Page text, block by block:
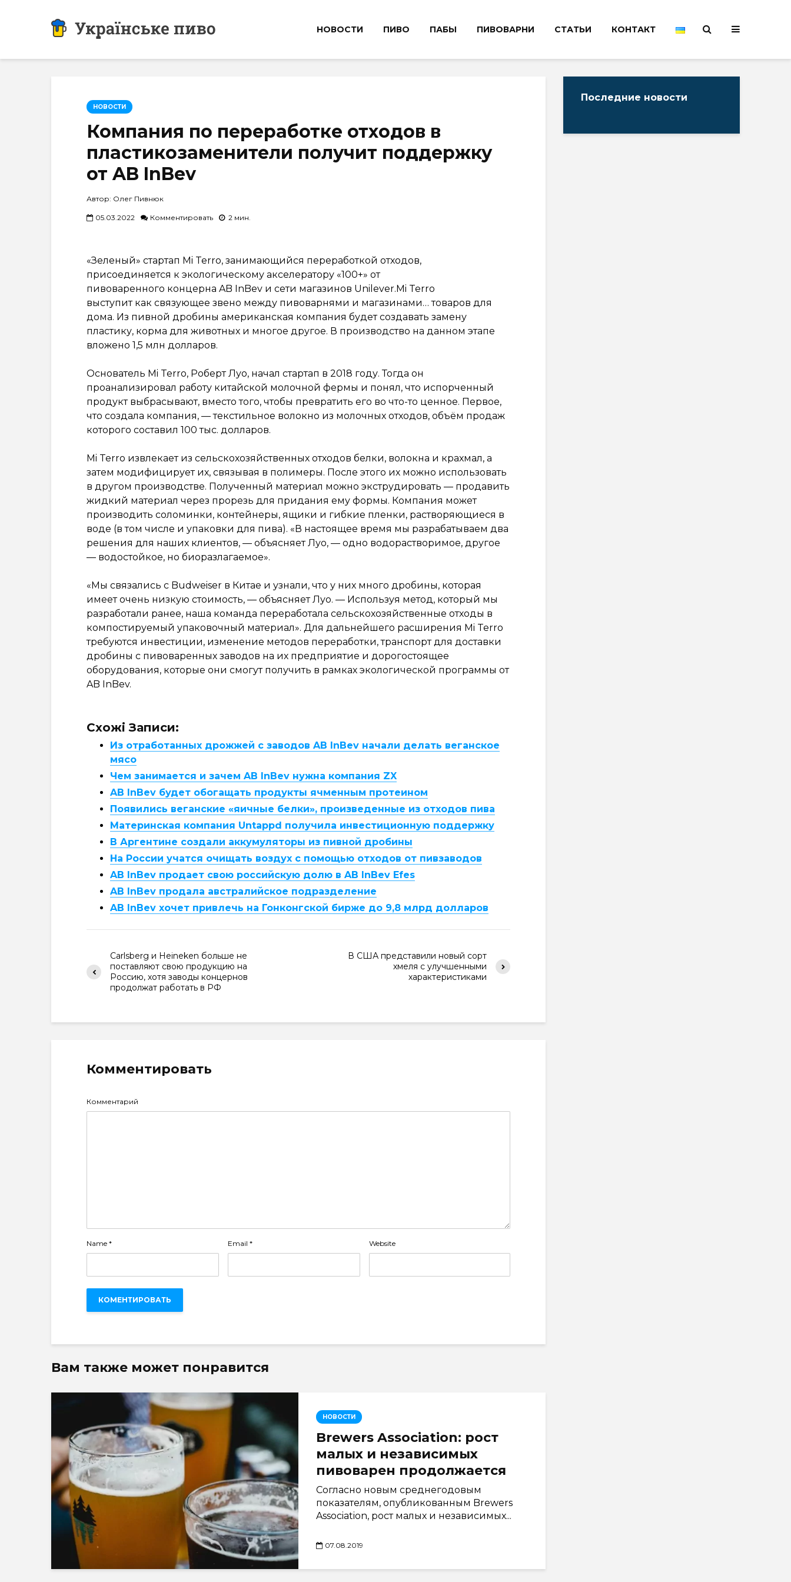
НОВОСТИ ПИВО ПАБЫ ПИВОВАРНИ СТАТЬИ КОНТАКТ
НОВОСТИ
Компания по переработке отходов в
пластикозаменители получит поддержку
от AB InBev
Автор: Олег Пивнюк
05.03.2022 Комментировать 2 мин.
«Зеленый» стартап Mi Terro, занимающийся переработкой отходов,
присоединяется к экологическому акселератору «100+» от
пивоваренного концерна AB InBev и сети магазинов Unilever.Mi Terro
выступит как связующее звено между пивоварнями и магазинами… товаров для
дома. Из пивной дробины американская компания будет создавать замену
пластику, корма для животных и многое другое. В производство на данном этапе
вложено 1,5 млн долларов.
Основатель Mi Terro, Роберт Луо, начал стартап в 2018 году. Тогда он
проанализировал работу китайской молочной фермы и понял, что испорченный
продукт выбрасывают, вместо того, чтобы превратить его во что-то ценное. Первое,
что создала компания, — текстильное волокно из молочных отходов, объём продаж
которого составил 100 тыс. долларов.
Mi Terro извлекает из сельскохозяйственных отходов белки, волокна и крахмал, а
затем модифицирует их, связывая в полимеры. После этого их можно использовать
в другом производстве. Полученный материал можно экструдировать — продавить
жидкий материал через прорезь для придания ему формы. Компания может
производить соломинки, контейнеры, ящики и гибкие пленки, растворяющиеся в
воде (в том числе и упаковки для пива). «В настоящее время мы разрабатываем два
решения для наших клиентов, — объясняет Луо, — одно водорастворимое, другое
— водостойкое, но биоразлагаемое».
«Мы связались с Budweiser в Китае и узнали, что у них много дробины, которая
имеет очень низкую стоимость, — объясняет Луо. — Используя метод, который мы
разработали ранее, наша команда переработала сельскохозяйственные отходы в
компостируемый упаковочный материал». Для дальнейшего расширения Mi Terro
требуются инвестиции, изменение методов переработки, транспорт для доставки
дробины с пивоваренных заводов на их предприятие и дорогостоящее
оборудования, которые они смогут получить в рамках экологической программы от
AB InBev.
Схожі Записи:
Из отработанных дрожжей с заводов AB InBev начали делать веганское
мясо
Чем занимается и зачем AB InBev нужна компания ZX
AB InBev будет обогащать продукты ячменным протеином
Появились веганские «яичные белки», произведенные из отходов пива
Материнская компания Untappd получила инвестиционную поддержку
В Аргентине создали аккумуляторы из пивной дробины
На России учатся очищать воздух с помощью отходов от пивзаводов
AB InBev продает свою российскую долю в AB InBev Efes
AB InBev продала австралийское подразделение
AB InBev хочет привлечь на Гонконгской бирже до 9,8 млрд долларов
Carlsberg и Heineken больше не
поставляют свою продукцию на
Россию, хотя заводы концернов
продолжат работать в РФ
В США представили новый сорт
хмеля с улучшенными
характеристиками
Комментировать
Комментарий
Name * Email * Website
Вам также может понравится
НОВОСТИ
Brewers Association: рост
малых и независимых
пивоварен продолжается
Согласно новым среднегодовым
показателям, опубликованным Brewers
Association, рост малых и независимых...
07.08.2019
Последние новости